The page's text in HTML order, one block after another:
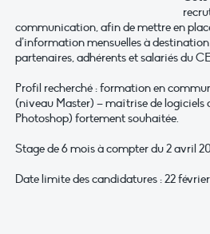
communication, afin de mettre en
d’information mensuelles à
partenaires, adhérents et salariés du
Profil recherché : formation en
(niveau Master) – maîtrise de logiciels
Photoshop) fortement souhaitée.
Stage de 6 mois à compter du 2 avril
Date limite des candidatures : 22 février